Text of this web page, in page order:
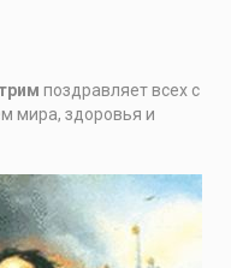
поздравляет всех с
мира, здоровья и